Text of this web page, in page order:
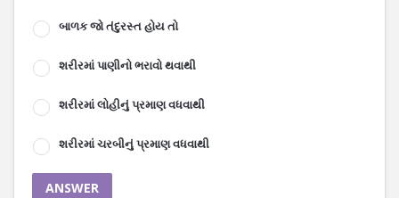
બાળક જો તંદુરસ્ત હોય તો
શરીરમાં પાણીનો ભરાવો થવાથી
શરીરમાં લોહીનું પ્રમાણ વધવાથી
શરીરમાં ચરબીનું પ્રમાણ વધવાથી
ANSWER